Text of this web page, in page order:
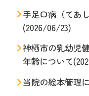
手足口病（てあ
(2026/06/23)
神栖市の乳幼児
年齢について
当院の絵本管理